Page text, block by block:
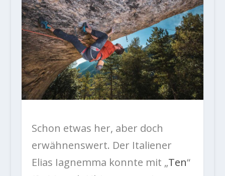
Schon etwas her, aber doch
erwähnenswert. Der Italiener
Elias Iagnemma konnte mit „Ten“